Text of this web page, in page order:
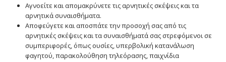
Αγνοείτε και απομακρύνετε τις αρνητικές σκέψεις και τα
αρνητικά συναισθήματα.
Αποφεύγετε και αποσπάτε την προσοχή σας από τις
αρνητικές σκέψεις και τα συναισθήματά σας στρεφόμενοι σε
συμπεριφορές, όπως ουσίες, υπερβολική κατανάλωση
φαγητού, παρακολούθηση τηλεόρασης, παιχνίδια